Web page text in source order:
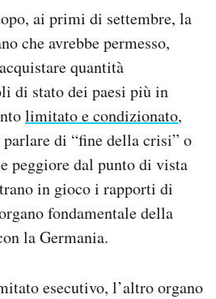
ai primi di settembre, la
che avrebbe permesso,
quantità
di stato dei paesi più in
limitato e condizionato,
di “fine della crisi” o
peggiore dal punto di vista
in gioco i rapporti di
fondamentale della
la Germania.
esecutivo, l’altro organo